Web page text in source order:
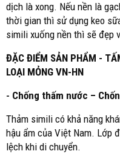
dịch là xong. Nếu nền là
thời gian thì sử dụng keo
simili xuống nền thì sẽ đẹp
ĐẶC ĐIỂM SẢN PHẨM -
LOẠI MỎNG VN-HN
- Chống thấm nước –
Thảm simili có khả năng
hậu ẩm của Việt Nam. Lớp
lệch khi di chuyển.